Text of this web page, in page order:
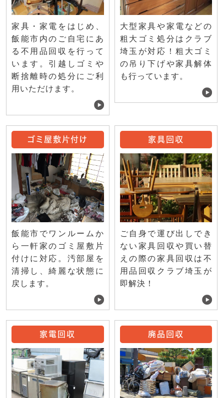
家具・家電をはじめ、
飯能市内のご自宅にあ
る不用品回収を行って
います。引越しゴミや
断捨離時の処分にご利
用いただけます。
大型家具や家電などの
粗大ゴミ処分はクラブ
埼玉が対応！粗大ゴミ
の吊り下げや家具解体
も行っています。
ゴミ屋敷片付け
飯能市でワンルームか
ら一軒家のゴミ屋敷片
付けに対応。汚部屋を
清掃し、綺麗な状態に
戻します。
家具回収
ご自身で運び出しでき
ない家具回収や買い替
えの際の家具回収は不
用品回収クラブ埼玉が
即解決！
家電回収 廃品回収